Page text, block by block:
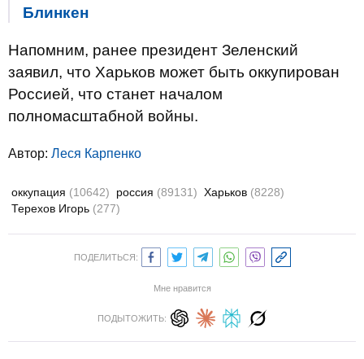
Блинкен
Напомним, ранее президент Зеленский
заявил, что Харьков может быть оккупирован
Россией, что станет началом
полномасштабной войны.
Автор: Леся Карпенко
оккупация (10642) россия (89131) Харьков (8228)
Терехов Игорь (277)
ПОДЕЛИТЬСЯ:
Мне нравится
ПОДЫТОЖИТЬ: